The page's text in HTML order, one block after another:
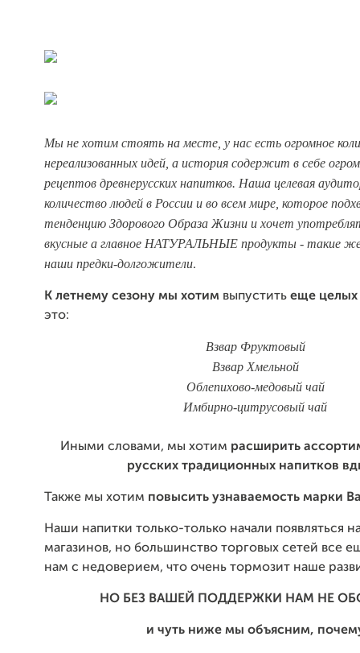
Мы не хотим стоять на месте, у нас есть огромное
нереализованных идей, а история содержит в себе
рецептов древнерусских напитков. Наша целевая
количество людей в России и во всем мире, которое
тенденцию Здорового Образа Жизни и хочет
вкусные а главное НАТУРАЛЬНЫЕ продукты - такие же,
наши предки-долгожители.
К летнему сезону мы хотим выпустить еще целых
это:
Взвар Фруктовый
Взвар Хмельной
Облепихово-медовый чай
Имбирно-цитрусовый чай
Иными словами, мы хотим расширить
русских традиционных напитков
Также мы хотим повысить узнаваемость марки
Наши напитки только-только начали появляться
магазинов, но большинство торговых сетей все
нам с недоверием, что очень тормозит наше
НО БЕЗ ВАШЕЙ ПОДДЕРЖКИ НАМ НЕ
и чуть ниже мы объясним,